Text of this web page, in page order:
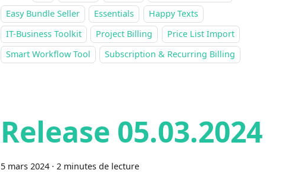
Easy Bundle Seller
Essentials
Happy Texts
IT-Business Toolkit
Project Billing
Price List Import
Smart Workflow Tool
Subscription & Recurring Billing
Release 05.03.2024
5 mars 2024 · 2 minutes de lecture